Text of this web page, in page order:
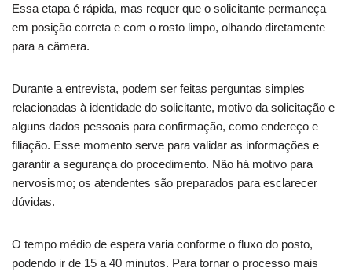
Essa etapa é rápida, mas requer que o solicitante permaneça
em posição correta e com o rosto limpo, olhando diretamente
para a câmera.
Durante a entrevista, podem ser feitas perguntas simples
relacionadas à identidade do solicitante, motivo da solicitação e
alguns dados pessoais para confirmação, como endereço e
filiação. Esse momento serve para validar as informações e
garantir a segurança do procedimento. Não há motivo para
nervosismo; os atendentes são preparados para esclarecer
dúvidas.
O tempo médio de espera varia conforme o fluxo do posto,
podendo ir de 15 a 40 minutos. Para tornar o processo mais